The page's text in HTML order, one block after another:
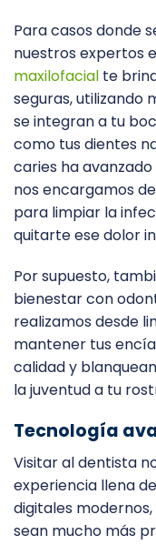
Para casos donde
nuestros expertos
maxilofacial te
seguras, utilizando
se integran a tu
como tus dientes
caries ha
nos encargamos
para limpiar la
quitarte ese dolor
Por supuesto,
bienestar con
realizamos desde
mantener tus
calidad y
la juventud a tu
Tecnología
Visitar al dentista
experiencia llena
digitales
sean mucho más